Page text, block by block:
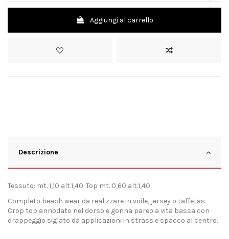
Aggiungi al carrello
Descrizione
Tessuto: mt. 1,10 alt.1,40. Top mt. 0,60 alt.1,40.
Completo beach wear da realizzare in voile, jersey o taffetas.
Crop top annodato nel dorso e gonna pareo a vita bassa con
drappeggio siglato da applicazioni in strass e spacco al centro.